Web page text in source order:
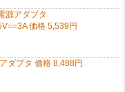
源アダプタ
価格 5,539円
ダプタ 価格 8,488円